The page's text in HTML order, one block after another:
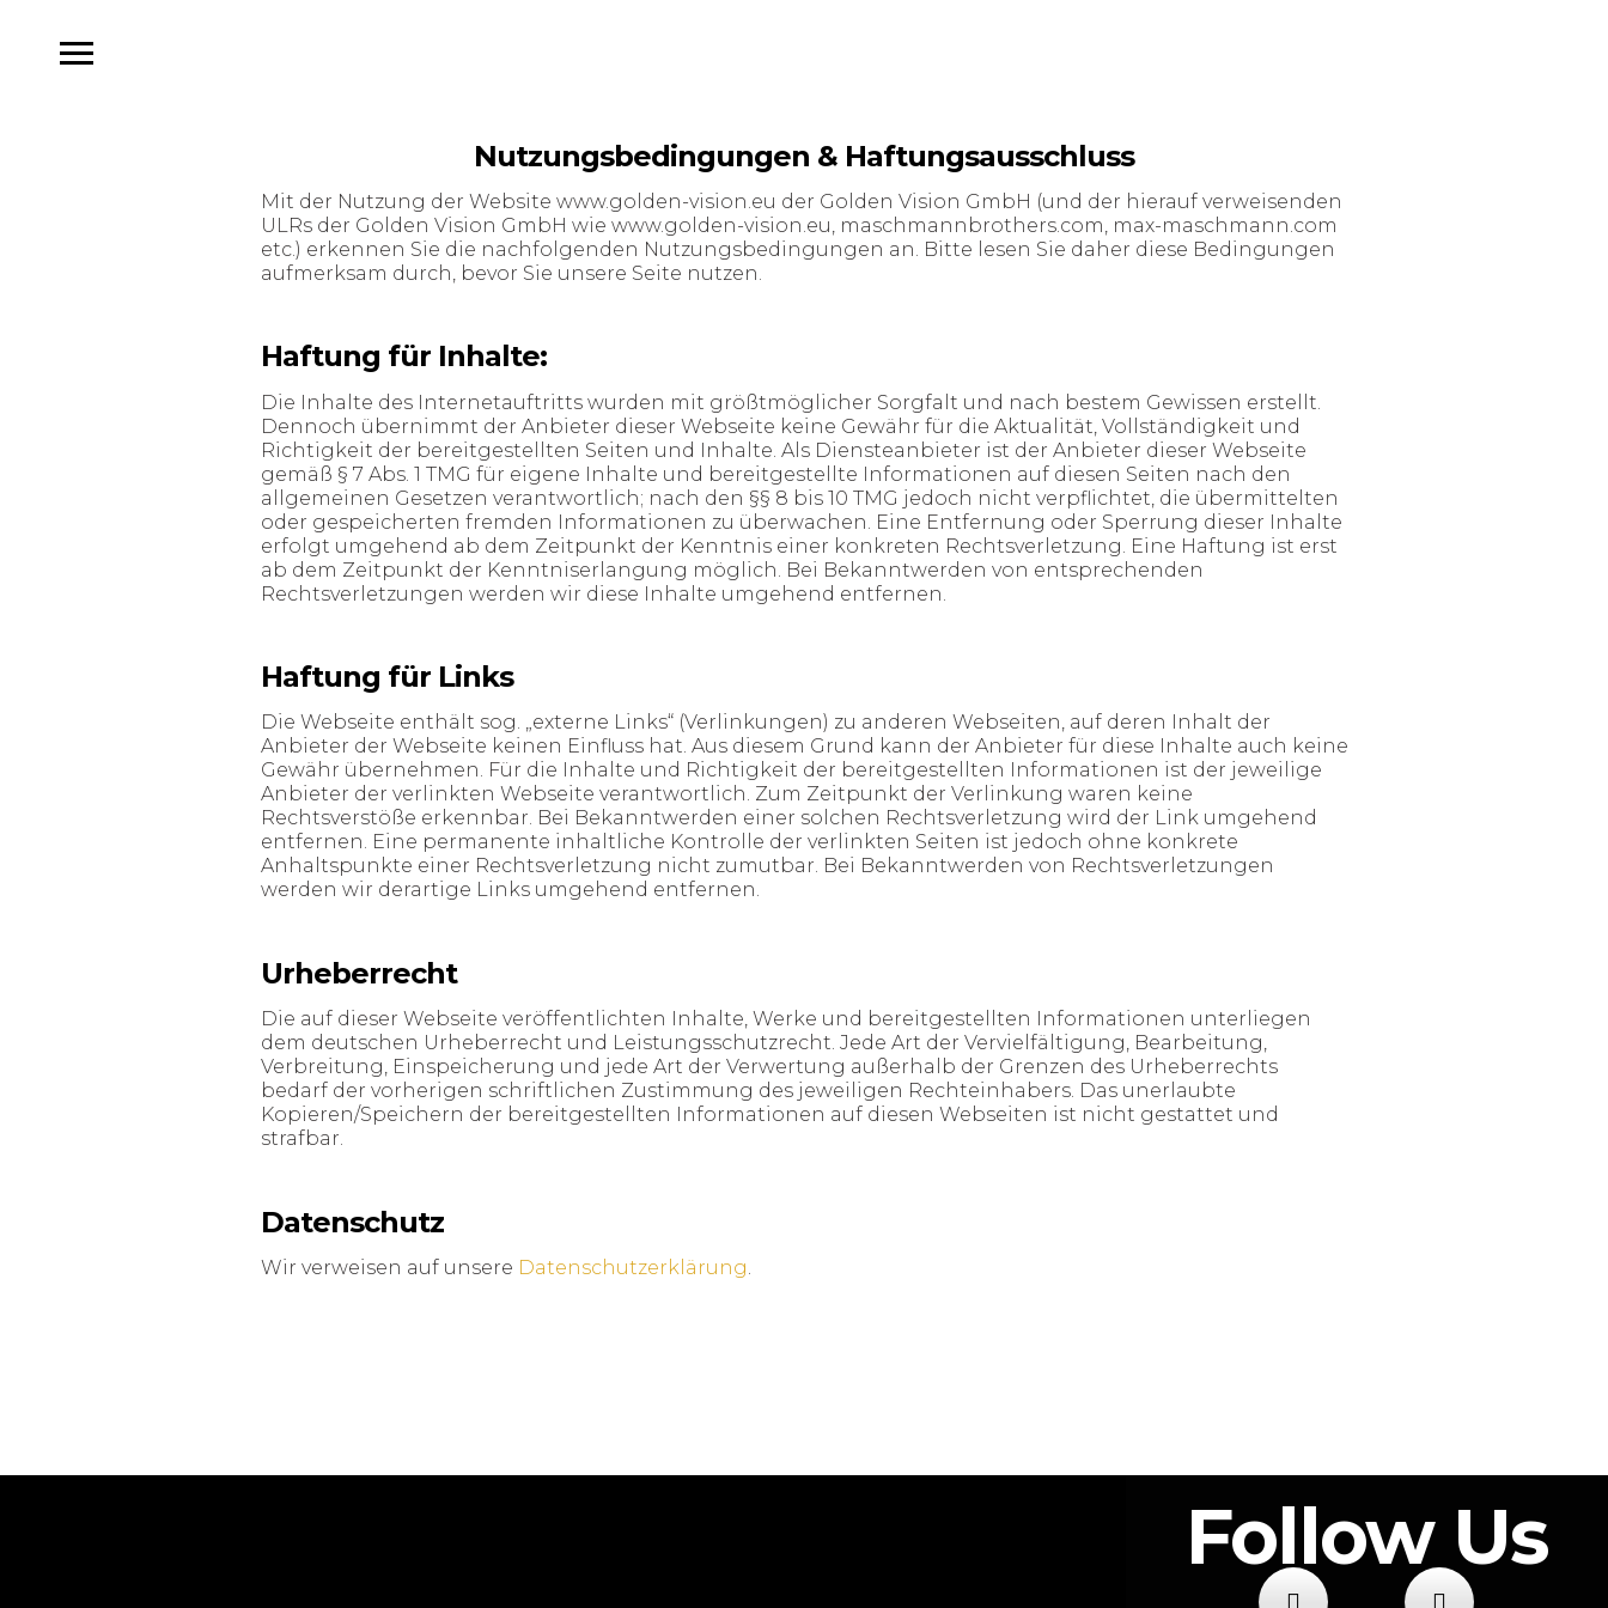
Nutzungsbedingungen & Haftungsausschluss
Mit der Nutzung der Website www.golden-vision.eu der Golden Vision GmbH (und der hierauf verweisenden
ULRs der Golden Vision GmbH wie www.golden-vision.eu, maschmannbrothers.com, max-maschmann.com
etc.) erkennen Sie die nachfolgenden Nutzungsbedingungen an. Bitte lesen Sie daher diese Bedingungen
aufmerksam durch, bevor Sie unsere Seite nutzen.
Haftung für Inhalte:
Die Inhalte des Internetauftritts wurden mit größtmöglicher Sorgfalt und nach bestem Gewissen erstellt.
Dennoch übernimmt der Anbieter dieser Webseite keine Gewähr für die Aktualität, Vollständigkeit und
Richtigkeit der bereitgestellten Seiten und Inhalte. Als Diensteanbieter ist der Anbieter dieser Webseite
gemäß § 7 Abs. 1 TMG für eigene Inhalte und bereitgestellte Informationen auf diesen Seiten nach den
allgemeinen Gesetzen verantwortlich; nach den §§ 8 bis 10 TMG jedoch nicht verpflichtet, die übermittelten
oder gespeicherten fremden Informationen zu überwachen. Eine Entfernung oder Sperrung dieser Inhalte
erfolgt umgehend ab dem Zeitpunkt der Kenntnis einer konkreten Rechtsverletzung. Eine Haftung ist erst
ab dem Zeitpunkt der Kenntniserlangung möglich. Bei Bekanntwerden von entsprechenden
Rechtsverletzungen werden wir diese Inhalte umgehend entfernen.
Haftung für Links
Die Webseite enthält sog. „externe Links“ (Verlinkungen) zu anderen Webseiten, auf deren Inhalt der
Anbieter der Webseite keinen Einfluss hat. Aus diesem Grund kann der Anbieter für diese Inhalte auch keine
Gewähr übernehmen. Für die Inhalte und Richtigkeit der bereitgestellten Informationen ist der jeweilige
Anbieter der verlinkten Webseite verantwortlich. Zum Zeitpunkt der Verlinkung waren keine
Rechtsverstöße erkennbar. Bei Bekanntwerden einer solchen Rechtsverletzung wird der Link umgehend
entfernen. Eine permanente inhaltliche Kontrolle der verlinkten Seiten ist jedoch ohne konkrete
Anhaltspunkte einer Rechtsverletzung nicht zumutbar. Bei Bekanntwerden von Rechtsverletzungen
werden wir derartige Links umgehend entfernen.
Urheberrecht
Die auf dieser Webseite veröffentlichten Inhalte, Werke und bereitgestellten Informationen unterliegen
dem deutschen Urheberrecht und Leistungsschutzrecht. Jede Art der Vervielfältigung, Bearbeitung,
Verbreitung, Einspeicherung und jede Art der Verwertung außerhalb der Grenzen des Urheberrechts
bedarf der vorherigen schriftlichen Zustimmung des jeweiligen Rechteinhabers. Das unerlaubte
Kopieren/Speichern der bereitgestellten Informationen auf diesen Webseiten ist nicht gestattet und
strafbar.
Datenschutz
Wir verweisen auf unsere Datenschutzerklärung.
Follow Us